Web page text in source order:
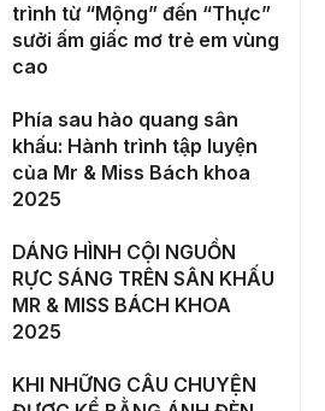
trình từ “Mộng” đến “Thực”
sưởi ấm giấc mơ trẻ em vùng
cao
Phía sau hào quang sân
khấu: Hành trình tập luyện
của Mr & Miss Bách khoa
2025
DÁNG HÌNH CỘI NGUỒN
RỰC SÁNG TRÊN SÂN KHẤU
MR & MISS BÁCH KHOA
2025
KHI NHỮNG CÂU CHUYỆN